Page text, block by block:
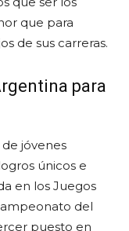
que para
de sus carreras.
para
jóvenes
únicos e
en los Juegos
del
puesto en